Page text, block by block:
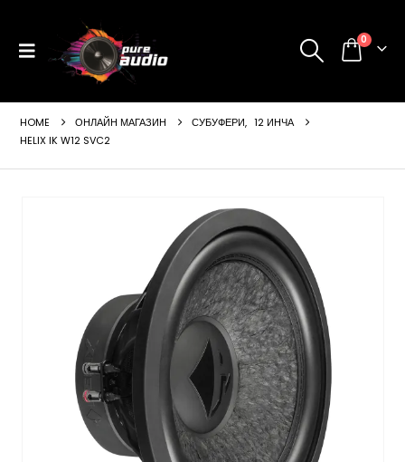
0
HOME ОНЛАЙН МАГАЗИН СУБУФЕРИ, 12 ИНЧА
HELIX IK W12 SVC2